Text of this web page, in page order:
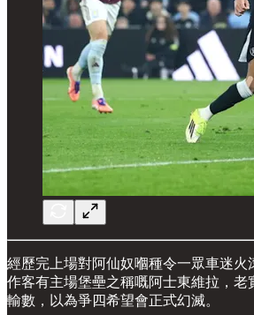
經歷完上場對阿仙奴嗰種令一眾車迷火
作客有主場堡壘之稱嘅阿士東維拉，老
輸數，以為爭四希望會正式幻滅。